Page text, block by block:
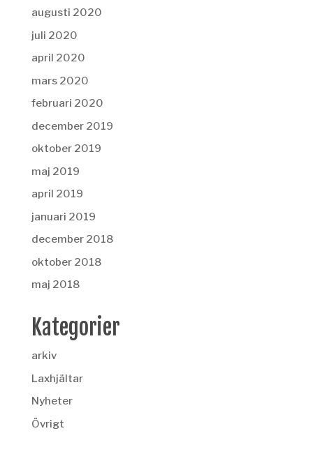
augusti 2020
juli 2020
april 2020
mars 2020
februari 2020
december 2019
oktober 2019
maj 2019
april 2019
januari 2019
december 2018
oktober 2018
maj 2018
Kategorier
arkiv
Laxhjältar
Nyheter
Övrigt